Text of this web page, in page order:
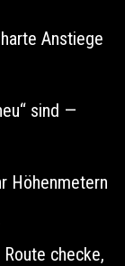
Anstiege
sind —
Höhenmetern
checke,